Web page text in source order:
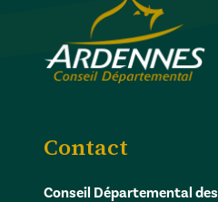
Contact
Conseil Départemental des